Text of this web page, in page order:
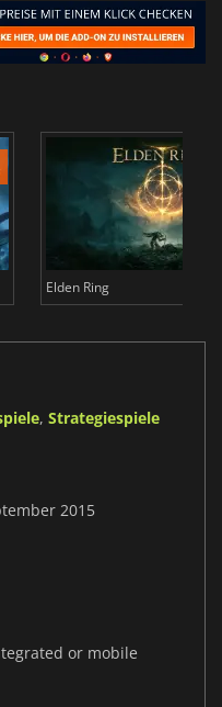
Elden Ring
, Strategiespiele
2015
or mobile